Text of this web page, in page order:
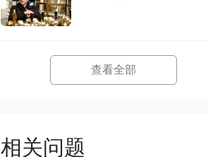
查看全部
相关问题